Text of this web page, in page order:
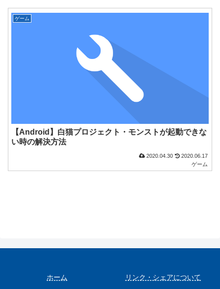
ゲーム
【Android】白猫プロジェクト・モンストが起動できな
い時の解決方法
2020.04.30
2020.06.17
ゲーム
ホーム リンク・シェアについて